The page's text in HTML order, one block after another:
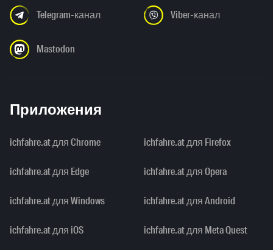
Telegram-канал Viber-канал
Mastodon
Приложения
ichfahre.at для Chrome ichfahre.at для Firefox
ichfahre.at для Edge ichfahre.at для Opera
ichfahre.at для Windows ichfahre.at для Android
ichfahre.at для iOS ichfahre.at для Meta Quest